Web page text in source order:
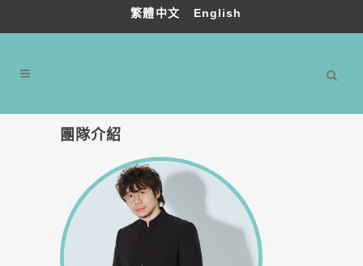
繁體中文 English
團隊介紹